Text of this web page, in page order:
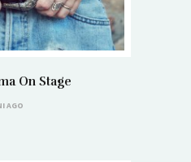
On Stage
AGO